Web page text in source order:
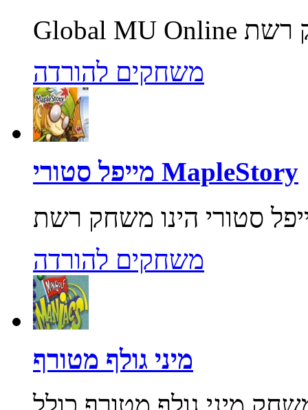
משחקים להורדה
מייפל סטורי MapleStory
משחקים להורדה
מיני גולף מטורף